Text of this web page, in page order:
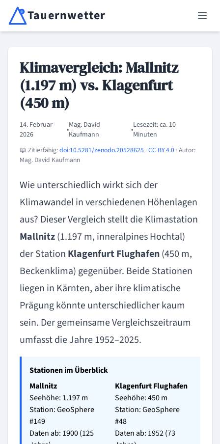
Tauernwetter
Klimavergleich: Mallnitz
(1.197 m) vs. Klagenfurt
(450 m)
14. Februar
2026
•Mag. David
Kaufmann
•Lesezeit: ca. 10
Minuten
📖 Zitierfähig:doi:10.5281/zenodo.20528625 ·CC BY 4.0 · Autor:
Mag. David Kaufmann
Wie unterschiedlich wirkt sich der
Klimawandel in verschiedenen Höhenlagen
aus? Dieser Vergleich stellt die Klimastation
Mallnitz(1.197 m, inneralpines Hochtal)
der Station Klagenfurt Flughafen(450 m,
Beckenklima) gegenüber. Beide Stationen
liegen in Kärnten, aber ihre klimatische
Prägung könnte unterschiedlicher kaum
sein. Der gemeinsame Vergleichszeitraum
umfasst die Jahre 1952–2025.
Stationen im Überblick
Mallnitz
Seehöhe: 1.197 m
Station: GeoSphere
#149
Daten ab: 1900 (125
Klagenfurt Flughafen
Seehöhe: 450 m
Station: GeoSphere
#48
Daten ab: 1952 (73